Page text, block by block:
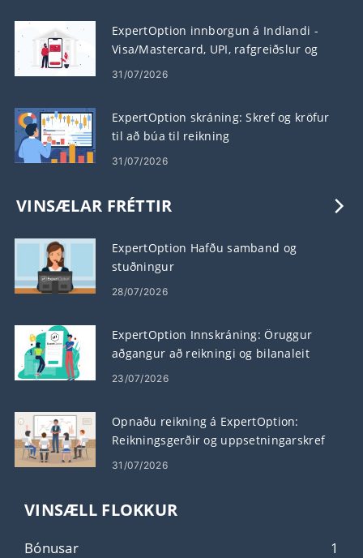
ExpertOption innborgun á Indlandi -
Visa/Mastercard, UPI, rafgreiðslur og
dulritun
31/07/2026
ExpertOption skráning: Skref og kröfur
til að búa til reikning
31/07/2026
VINSÆLAR FRÉTTIR
ExpertOption Hafðu samband og
stuðningur
28/07/2026
ExpertOption Innskráning: Öruggur
aðgangur að reikningi og bilanaleit
23/07/2026
Opnaðu reikning á ExpertOption:
Reikningsgerðir og uppsetningarskref
31/07/2026
VINSÆLL FLOKKUR
Bónusar
1